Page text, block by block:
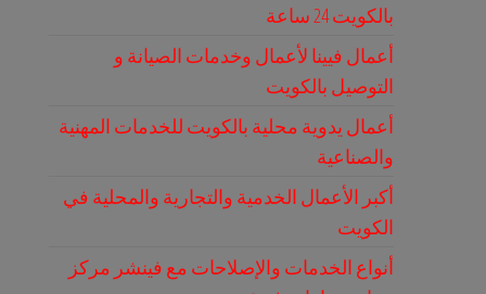
بالكويت 24 ساعة
أعمال فيينا لأعمال وخدمات الصيانة و
التوصيل بالكويت
أعمال يدوية محلية بالكويت للخدمات المهنية
والصناعية
أكبر الأعمال الخدمية والتجارية والمحلية في
الكويت
أنواع الخدمات والإصلاحات مع فينشر مركز